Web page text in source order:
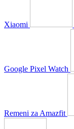
Xiaomi
Google Pixel Watch
Remeni za Amazfit